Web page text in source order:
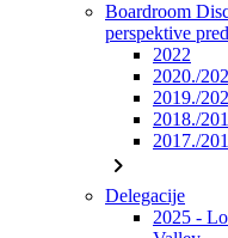
Boardroom
perspektive
2022
2020./
2019./
2018./
2017./
chevron_right
Delegacije
2025 -